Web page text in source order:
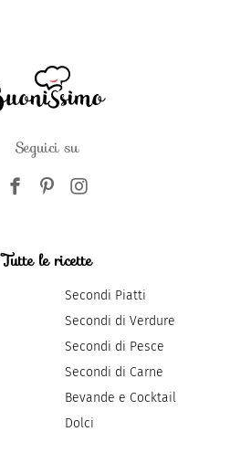
Seguici su
Tutte le ricette
Secondi Piatti
Secondi di Verdure
Secondi di Pesce
Secondi di Carne
Bevande e Cocktail
Dolci